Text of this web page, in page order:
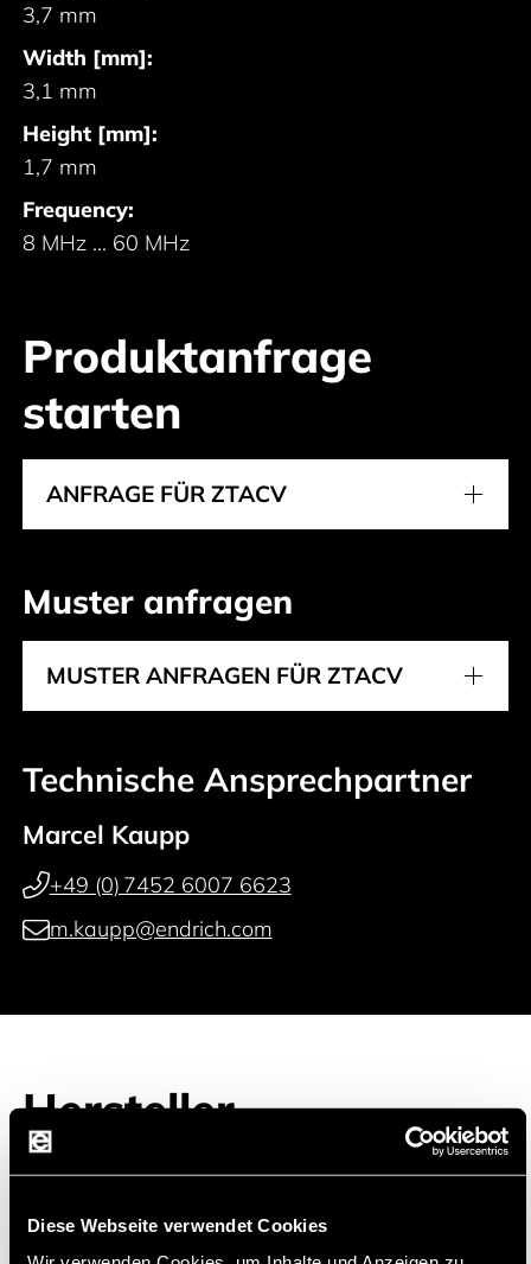
Diese Webseite verwendet Cookies
3,7 mm
Width [mm]:
3,1 mm
Height [mm]:
1,7 mm
Frequency:
8 MHz ... 60 MHz
Produktanfrage
starten
ANFRAGE FÜR ZTACV
Muster anfragen
MUSTER ANFRAGEN FÜR ZTACV
Technische Ansprechpartner
Marcel Kaupp
+49 (0) 7452 6007 6623
m.kaupp@endrich.com
Hersteller